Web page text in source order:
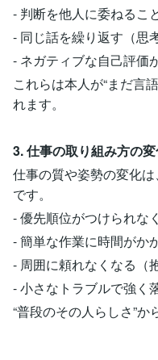
- 判断を他人に委ねるこ
- 同じ話を繰り返す（思
- ネガティブな自己評価
これらは本人が“まだ言
れます。
3. 仕事の取り組み方の
仕事の質や姿勢の変化
です。
- 優先順位がつけられな
- 簡単な作業に時間がか
- 周囲に頼れなくなる（
- 小さなトラブルで強く
“普段のその人らしさ”か